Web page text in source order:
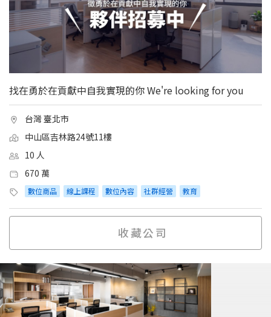
找在勇於在貢獻中自我實現的你 We're looking for you
台灣 臺北市
中山區吉林路24號11樓
10 人
670 萬
數位商品 線上課程 數位內容 社群經營 教育
收藏公司